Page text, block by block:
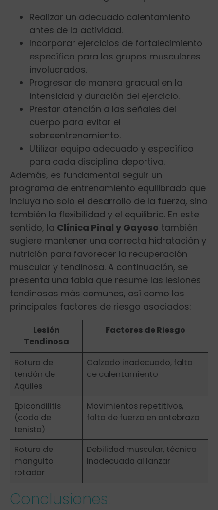
Realizar un adecuado calentamiento
antes ‍de la actividad.
Incorporar‌ ejercicios de fortalecimiento
específico para los grupos musculares
involucrados.
Progresar de manera gradual en la‍
intensidad y duración del ejercicio.
Prestar atención a ​las señales del
cuerpo para evitar el
sobreentrenamiento.
Utilizar equipo adecuado y específico⁣
para cada‍ disciplina deportiva.
Además, es fundamental seguir un
programa de entrenamiento equilibrado que
incluya no‍ solo ⁣el desarrollo de la fuerza, sino⁣
también ⁣la flexibilidad y el equilibrio. En este
sentido, la Clínica Pinal y⁤ Gayoso también
sugiere mantener una correcta hidratación y
nutrición para favorecer la recuperación
muscular y tendinosa. A continuación, se
presenta​ una tabla ‍que resume las lesiones
tendinosas más​ comunes, así como los⁤
principales factores de riesgo asociados:
Lesión
Tendinosa
Factores de Riesgo
Rotura del
tendón de
Aquiles
Calzado inadecuado, falta
de calentamiento
Epicondilitis
(codo de
tenista)
Movimientos repetitivos,
falta de fuerza ⁢en antebrazo
Rotura del
‌manguito
rotador
Debilidad ‍muscular, técnica
inadecuada al lanzar
Conclusiones: